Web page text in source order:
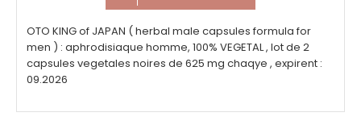
OTO KING of JAPAN ( herbal male capsules formula for
men ) : aphrodisiaque homme, 100% VEGETAL , lot de 2
capsules vegetales noires de 625 mg chaqye , expirent :
09.2026